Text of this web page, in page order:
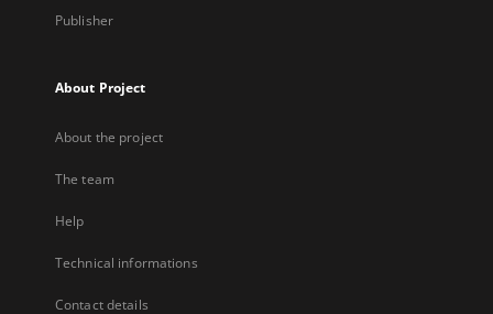
Publisher
About Project
About the project
The team
Help
Technical informations
Contact details